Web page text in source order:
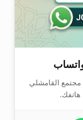
مجتمع القامشلي